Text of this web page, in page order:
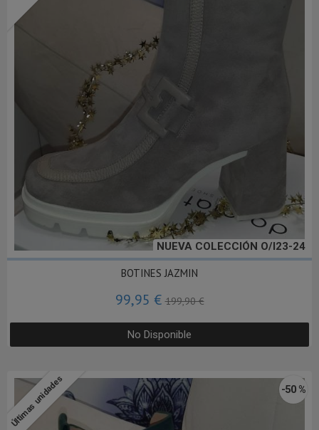
NUEVA COLECCIÓN O/I23-24
BOTINES JAZMIN
99,95 €199,90 €
No Disponible
Últimas unidades -50 %